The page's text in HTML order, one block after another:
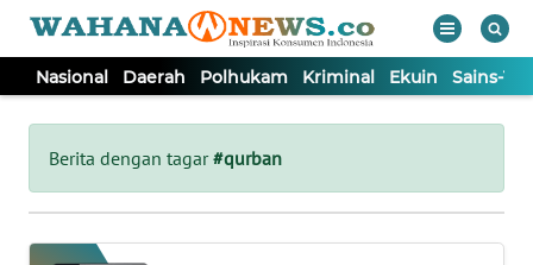
Nasional Daerah Polhukam Kriminal Ekuin Sains-
Berita dengan tagar#qurban
Tutup
NASIONAL